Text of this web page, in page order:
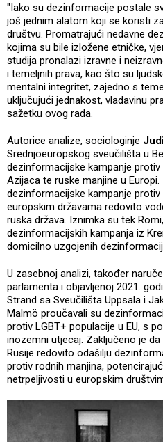
"Iako su dezinformacije postale
još jednim alatom koji se koristi
društvu. Promatrajući nedavne
kojima su bile izložene etničke,
studija pronalazi izravne i
i temeljnih prava, kao što su
mentalni integritet, zajedno s
uključujući jednakost, vladavinu
sažetku ovog rada.
Autorice analize, sociologinje
Srednjoeuropskog sveučilišta u
dezinformacijske kampanje protiv
Azijaca te ruske manjine u
dezinformacijske kampanje protiv
europskim državama redovito
ruska država. Iznimka su tek
dezinformacijskih kampanja iz
domicilno uzgojenih
U zasebnoj analizi, također
parlamenta i objavljenoj 2021.
Strand sa Sveučilišta Uppsala i
Malmö proučavali su
protiv LGBT+ populacije u EU, s
inozemni utjecaj. Zaključeno je
Rusije redovito odašilju
protiv rodnih manjina,
netrpeljivosti u europskim